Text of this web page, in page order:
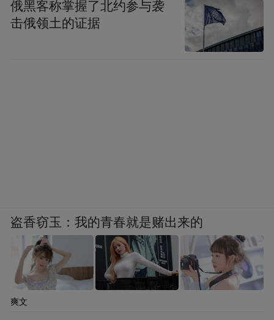
俄黑客称掌握了北约参与袭
击俄领土的证据
盗香窃玉：我的青春就是赌出来的
爽文